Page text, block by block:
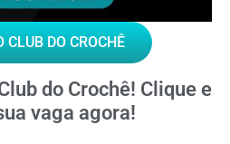
CLUB DO CROCHÊ
do Crochê! Clique e
vaga agora!